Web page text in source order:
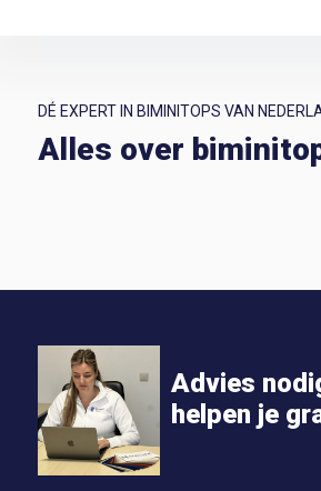
DÉ EXPERT IN BIMINITOPS VAN
Alles over
Advies
helpen je